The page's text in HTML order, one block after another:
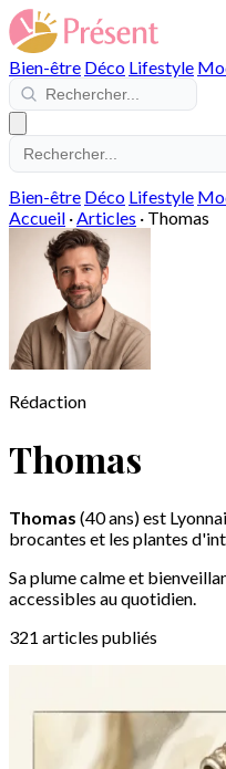
Bien-être Déco Lifestyle
Bien-être Déco Lifestyle
Accueil ·Articles · Thomas
Rédaction
Thomas
Thomas (40 ans) est
brocantes et les plantes
Sa plume calme et
accessibles au quotidien.
321 articles publiés